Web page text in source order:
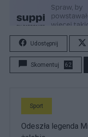
Udostępnij
Skomentuj 62
Sport
Odeszła legenda